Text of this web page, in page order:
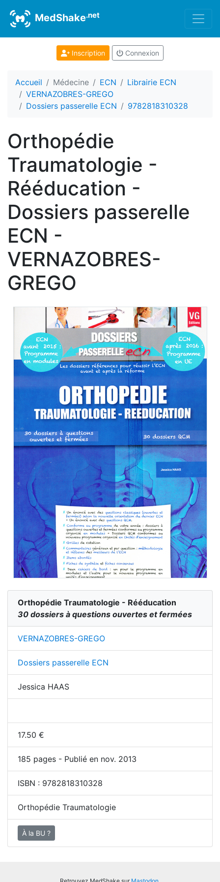
MedShake.net
Inscription Connexion
Accueil Médecine ECN
Librairie ECN
VERNAZOBRES-GREGO
Dossiers passerelle ECN
9782818310328
Orthopédie
Traumatologie -
Rééducation -
Dossiers passerelle
ECN -
VERNAZOBRES-
GREGO
Orthopédie Traumatologie - Rééducation
30 dossiers à questions ouvertes et fermées
VERNAZOBRES-GREGO
Dossiers passerelle ECN
Jessica HAAS
17.50 €
185 pages - Publié en nov. 2013
ISBN : 9782818310328
Orthopédie Traumatologie
À la BU ?